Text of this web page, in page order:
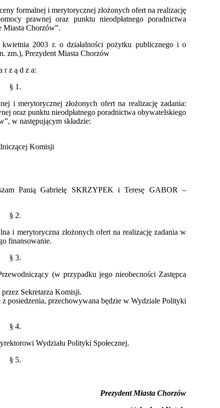
formalnej i merytorycznej złożonych ofert na realizację
prawnej oraz punktu nieodpłatnego poradnictwa
Miasta Chorzów”.
2003 r. o działalności pożytku publicznego i o
zm.), Prezydent Miasta Chorzów
r z ą d z a:
§ 1.
i merytorycznej złożonych ofert na realizację zadania:
oraz punktu nieodpłatnego poradnictwa obywatelskiego
w następującym składzie:
Komisji
Panią Gabrielę SKRZYPEK i Teresę GABOR –
§ 2.
i merytoryczna złożonych ofert na realizację zadania w
finansowanie.
§ 3.
(w przypadku jego nieobecności Zastępca
Sekretarza Komisji.
posiedzenia, przechowywana będzie w Wydziale Polityki
§ 4.
Wydziału Polityki Społecznej.
§ 5.
Prezydent Miasta Chorzów